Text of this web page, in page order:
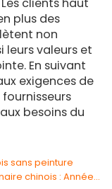
clients haut
plus des
non
leurs valeurs et
En suivant
exigences de
besoins du
sans peinture
Avis de vacances du Nouvel An lunaire chinois : Année des retrouvailles, foyer heureux